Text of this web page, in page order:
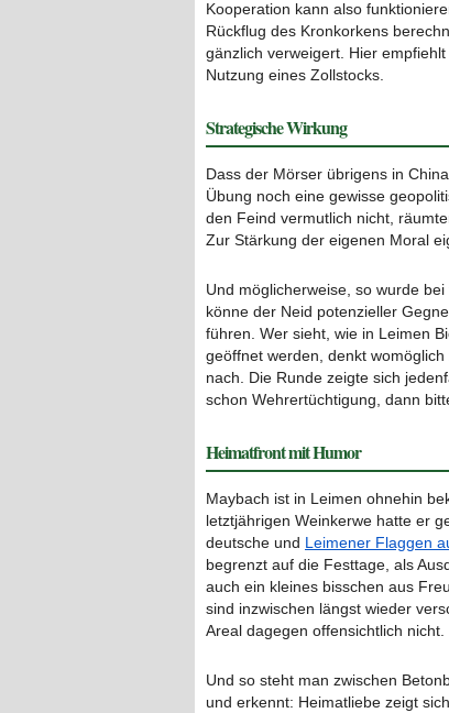
Kooperation kann also
Rückflug des Kronkorkens
gänzlich verweigert. Hier
Nutzung eines Zollstocks.
Strategische Wirkung
Dass der Mörser übrigens in
Übung noch eine gewisse
den Feind vermutlich nicht,
Zur Stärkung der eigenen Moral
Und möglicherweise, so wurde
könne der Neid potenzieller
führen. Wer sieht, wie in Leimen
geöffnet werden, denkt
nach. Die Runde zeigte sich
schon Wehrertüchtigung, dann
Heimatfront mit Humor
Maybach ist in Leimen ohnehin
letztjährigen Weinkerwe hatte er
deutsche und Leimener Flaggen
begrenzt auf die Festtage, als
auch ein kleines bisschen aus
sind inzwischen längst wieder
Areal dagegen offensichtlich nicht.
Und so steht man zwischen
und erkennt: Heimatliebe zeigt